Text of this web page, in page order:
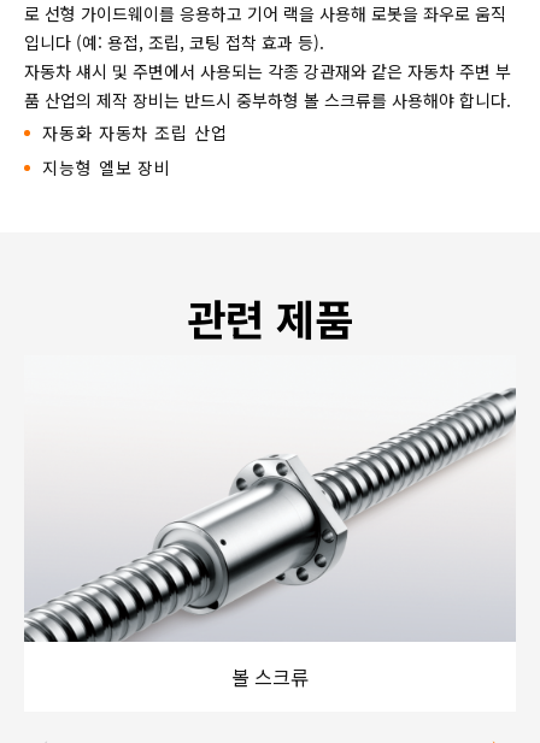
로 선형 가이드웨이를 응용하고 기어 랙을 사용해 로봇을 좌우로 움직
입니다 (예: 용접, 조립, 코팅 접착 효과 등).
자동차 섀시 및 주변에서 사용되는 각종 강관재와 같은 자동차 주변 부
품 산업의 제작 장비는 반드시 중부하형 볼 스크류를 사용해야 합니다.
자동화 자동차 조립 산업
지능형 엘보 장비
관련 제품
볼 스크류